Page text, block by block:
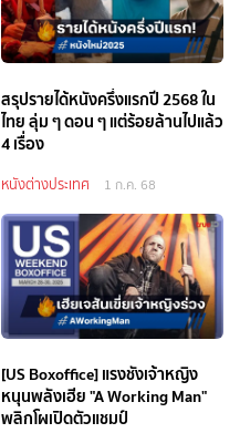
สรุปรายได้หนังครึ่งแรกปี 2568 ใน
ไทย ลุ่ม ๆ ดอน ๆ แต่ร้อยล้านไปแล้ว
4 เรื่อง
หนังต่างประเทศ 1 ก.ค. 68
[US Boxoffice] แรงชังเจ้าหญิง
หนุนพลังเฮีย "A Working Man"
พลิกโผเปิดตัวแชมป์